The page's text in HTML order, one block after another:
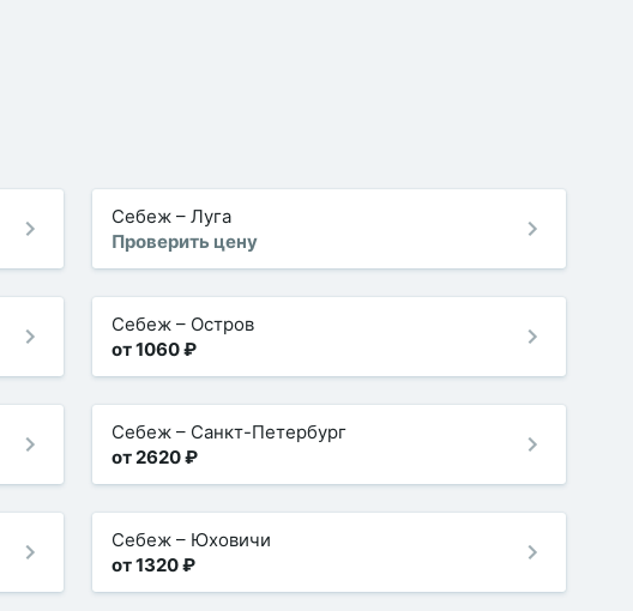
Себеж –Луга
Проверить цену
Себеж – Остров
от 1060 ₽
Себеж – Санкт-Петербург
от 2620 ₽
Себеж – Юховичи
от 1320 ₽